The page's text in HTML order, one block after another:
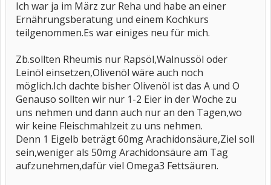
Ich war ja im März zur Reha und habe an einer
Ernährungsberatung und einem Kochkurs
teilgenommen.Es war einiges neu für mich.
Zb.sollten Rheumis nur Rapsöl,Walnussöl oder
Leinöl einsetzen,Olivenöl wäre auch noch
möglich.Ich dachte bisher Olivenöl ist das A und O
Genauso sollten wir nur 1-2 Eier in der Woche zu
uns nehmen und dann auch nur an den Tagen,wo
wir keine Fleischmahlzeit zu uns nehmen.
Denn 1 Eigelb beträgt 60mg Arachidonsäure,Ziel soll
sein,weniger als 50mg Arachidonsäure am Tag
aufzunehmen,dafür viel Omega3 Fettsäuren.